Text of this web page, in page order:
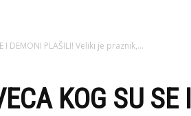
I DEMONI PLAŠILI! Veliki je praznik,...
KOG SU SE I